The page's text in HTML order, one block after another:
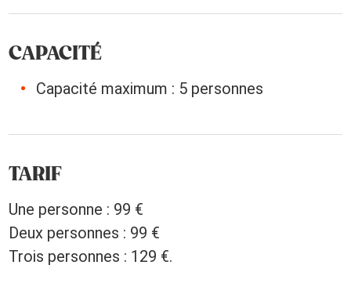
CAPACITÉ
Capacité maximum : 5 personnes
TARIF
Une personne : 99 €
Deux personnes : 99 €
Trois personnes : 129 €.